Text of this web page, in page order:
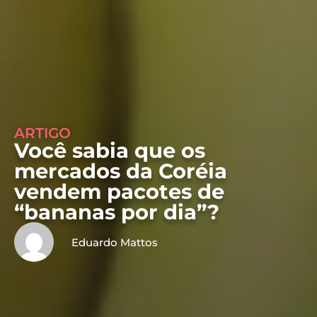
ARTIGO
Você sabia que os
mercados da Coréia
vendem pacotes de
“bananas por dia”?
Eduardo Mattos